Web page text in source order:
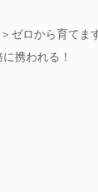
ゼロから育てま
携われる！